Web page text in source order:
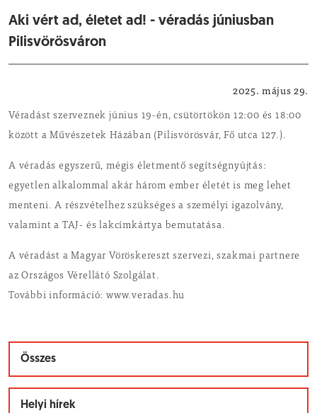
Aki vért ad, életet ad! - véradás júniusban
Pilisvörösváron
2025. május 29.
Véradást szerveznek június 19-én, csütörtökön 12:00 és 18:00
között a Művészetek Házában (Pilisvörösvár, Fő utca 127.).
A véradás egyszerű, mégis életmentő segítségnyújtás:
egyetlen alkalommal akár három ember életét is meg lehet
menteni. A részvételhez szükséges a személyi igazolvány,
valamint a TAJ- és lakcímkártya bemutatása.
A véradást a Magyar Vöröskereszt szervezi, szakmai partnere
az Országos Vérellátó Szolgálat.
További információ: www.veradas.hu
Összes
Helyi hírek